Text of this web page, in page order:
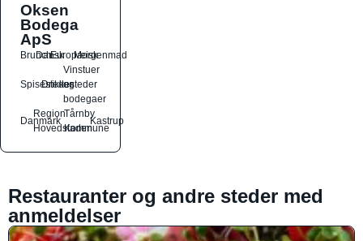
Oksen
Bodega
ApS
Brunch
DanskEuropæiskMorgenmad
Spisesteder
Drikkesteder
Vinstuer
og
bodegaer
Danmark
Region
Hovedstaden
Tårnby
Kommune
Kastrup
Restauranter og andre steder med
anmeldelser